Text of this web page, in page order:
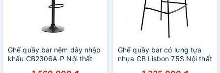
Ghế quầy bar nệm dày nhập
khẩu CB2306A-P Nội thất
Ghế quầy bar có lưng tựa
nhựa CB Lisbon 75S Nội thất